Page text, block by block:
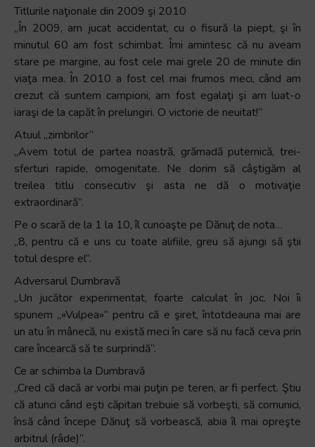
Titlurile naţionale din 2009 şi 2010
„În 2009, am jucat accidentat, cu o fisură la piept, şi în
minutul 60 am fost schimbat. Îmi amintesc că nu aveam
stare pe margine, au fost cele mai grele 20 de minute din
viaţa mea. În 2010 a fost cel mai frumos meci, când am
crezut că suntem campioni, am fost egalaţi şi am luat-o
iaraşi de la capăt în prelungiri. O victorie de neuitat!”
Atuul „zimbrilor”
„Avem totul de partea noastră, grămadă puternică, trei­
sferturi rapide, omogenitate. Ne dorim să câştigăm al
treilea titlu consecutiv şi asta ne dă o motivaţie
extraordinară”.
Pe o scară de la 1 la 10, îl cunoaşte pe Dănuţ de nota…
„8, pentru că e uns cu toate alifiile, greu să ajungi să ştii
totul despre el”.
Adversarul Dumbravă
„Un jucător experimentat, foarte calculat în joc. Noi îi
spunem „«Vulpea»” pentru că e şiret, întotdeauna mai are
un atu în mânecă, nu există meci în care să nu facă ceva prin
care încearcă să te surprindă”.
Ce ar schimba la Dumbravă
„Cred că dacă ar vorbi mai puţin pe teren, ar fi perfect. Ştiu
că atunci când eşti căpitan trebuie să vorbeşti, să comunici,
însă când începe Dănuţ să vorbească, abia îl mai opreşte
arbitrul (râde)”.